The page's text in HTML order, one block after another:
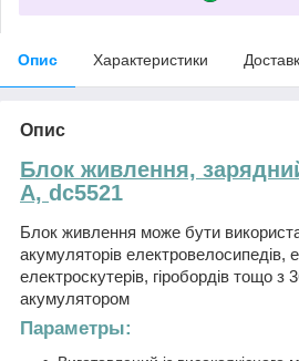
Опис Характеристики
Опис
Блок живлення,
А, dc5521
Блок живлення може бути
акумуляторів електровелосипедів,
електроскутерів, гіробордів тощо з
акумулятором
Параметры: